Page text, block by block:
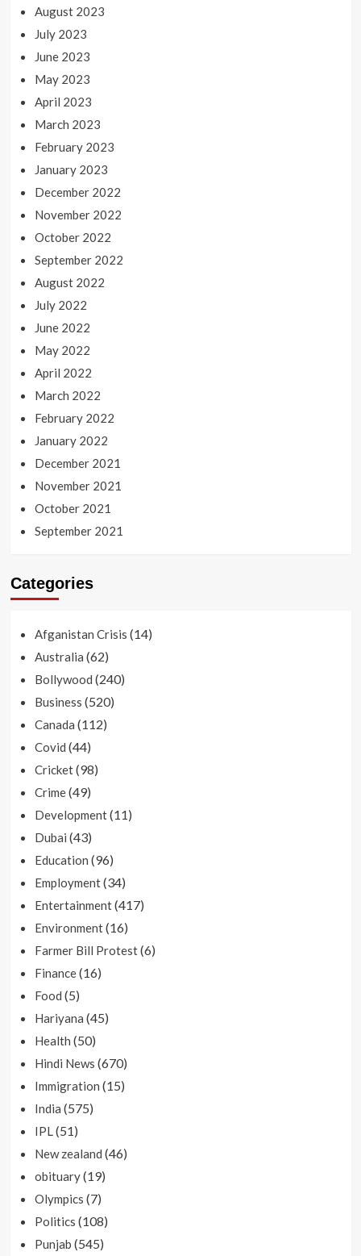
August 2023
July 2023
June 2023
May 2023
April 2023
March 2023
February 2023
January 2023
December 2022
November 2022
October 2022
September 2022
August 2022
July 2022
June 2022
May 2022
April 2022
March 2022
February 2022
January 2022
December 2021
November 2021
October 2021
September 2021
Categories
Afganistan Crisis (14)
Australia (62)
Bollywood (240)
Business (520)
Canada (112)
Covid (44)
Cricket(98)
Crime(49)
Development(11)
Dubai (43)
Education (96)
Employment(34)
Entertainment(417)
Environment(16)
Farmer Bill Protest(6)
Finance(16)
Food (5)
Hariyana (45)
Health (50)
Hindi News (670)
Immigration (15)
India (575)
IPL(51)
New zealand (46)
obituary(19)
Olympics (7)
Politics (108)
Punjab (545)